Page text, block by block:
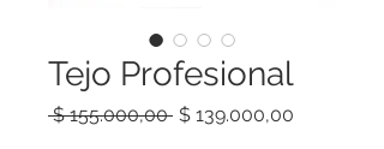
Tejo Profesional
$ 155.000,00 Precio
$ 139.000,00